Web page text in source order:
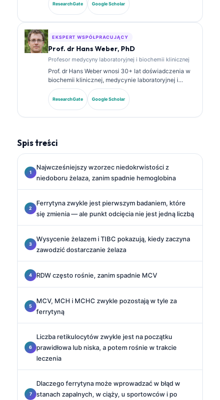
analizie diagnostycznej. Posiada specjalistyczne
certyfikaty z chemii klinicznej i opublikowała
ResearchGate Google Scholar
EKSPERT WSPÓŁPRACUJĄCY
Prof. dr Hans Weber, PhD
Profesor medycyny laboratoryjnej i biochemii klinicznej
Prof. dr Hans Weber wnosi 30+ lat doświadczenia w
biochemii klinicznej, medycynie laboratoryjnej i
badaniach nad biomarkerami. Były prezes
Niemieckiego Towarzystwa Chemii Klinicznej,
specjalizuje się w analizie paneli diagnostycznych,
ResearchGate Google Scholar
Spis treści
Najwcześniejszy wzorzec niedokrwistości z
niedoboru żelaza, zanim spadnie hemoglobina
Ferrytyna zwykle jest pierwszym badaniem, które
się zmienia — ale punkt odcięcia nie jest jedną liczbą
Wysycenie żelazem i TIBC pokazują, kiedy zaczyna
zawodzić dostarczanie żelaza
RDW często rośnie, zanim spadnie MCV
MCV, MCH i MCHC zwykle pozostają w tyle za
ferrytyną
Liczba retikulocytów zwykle jest na początku
prawidłowa lub niska, a potem rośnie w trakcie
leczenia
Dlaczego ferrytyna może wprowadzać w błąd w
stanach zapalnych, w ciąży, u sportowców i po